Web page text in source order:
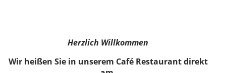
Herzlich Willkommen
Wir heißen Sie in unserem Café Restaurant direkt